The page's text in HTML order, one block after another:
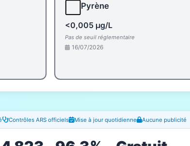
Pyrène
<0,005 µg/L
Pas de seuil réglementaire
16/07/2026
Contrôles ARS officiels Mise à jour quotidienne Aucune publicité